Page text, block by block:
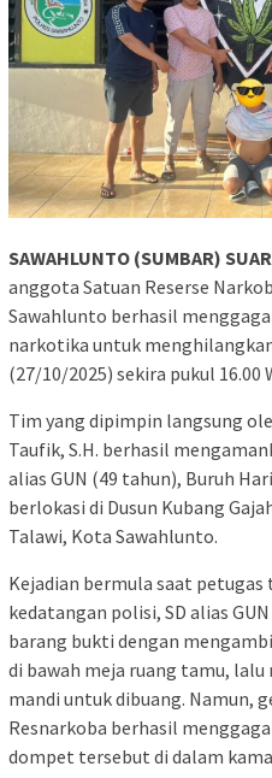
SAWAHLUNTO (SUMBAR)
anggota Satuan Reserse
Sawahlunto berhasil
narkotika untuk
(27/10/2025) sekira pukul 16.00
Tim yang dipimpin langsung
Taufik, S.H. berhasil
alias GUN (49 tahun), Buruh
berlokasi di Dusun Kubang
Talawi, Kota Sawahlunto.
Kejadian bermula saat petugas
kedatangan polisi, SD alias
barang bukti dengan
di bawah meja ruang tamu,
mandi untuk dibuang. Namun,
Resnarkoba berhasil
dompet tersebut di dalam